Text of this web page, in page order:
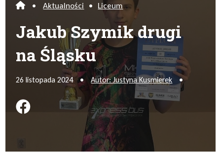
Home
• Aktualności • Liceum
Jakub Szymik drugi
na Śląsku
26 listopada 2024 • Autor: Justyna Kusmierek •
Podziel się na FB